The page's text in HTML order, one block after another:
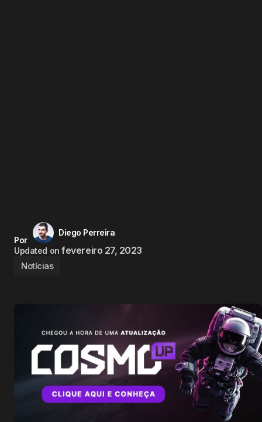
Por
Diego Perreira
Updated on fevereiro 27, 2023
Notícias